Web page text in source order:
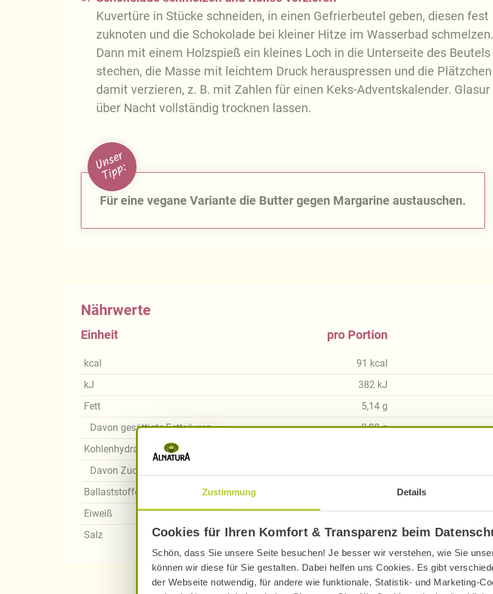
Zustimmung Details
Cookies für Ihren Komfort & Transparenz beim
Schön, dass Sie unsere Seite besuchen! Je besser wir verstehen, wie Sie
können wir diese für Sie gestalten. Dabei helfen uns Cookies. Es gibt
der Webseite notwendig, für andere wie funktionale, Statistik- und Marketing-
Kuvertüre in Stücke schneiden, in einen Gefrierbeutel geben, diesen fest
zuknoten und die Schokolade bei kleiner Hitze im Wasserbad schmelzen.
Dann mit einem Holzspieß ein kleines Loch in die Unterseite des Beutels
stechen, die Masse mit leichtem Druck herauspressen und die Plätzchen
damit verzieren, z. B. mit Zahlen für einen Keks-Adventskalender. Glasur
über Nacht vollständig trocknen lassen.
U
n
s
e
r
T
i
p
p
:
Für eine vegane Variante die Butter gegen Margarine austauschen.
Nährwerte
Einheit
kcal
kJ
Fett
Davon gesättigte Fettsäuren
Kohlenhydrate
Davon Zucker
Ballaststoffe
Eiweiß
Salz
pro Portion
91 kcal
382 kJ
5,14 g
2,90g
1,31g
0,01g